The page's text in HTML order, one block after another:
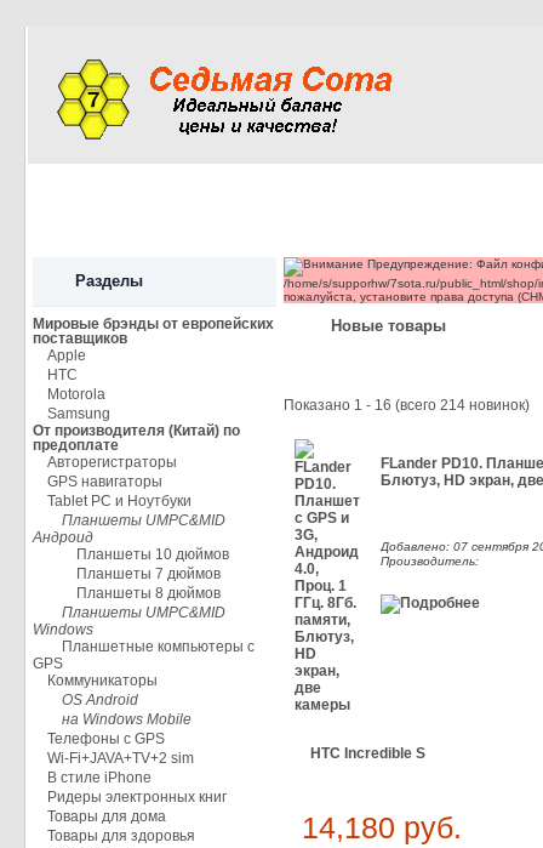
Разделы
Мировые брэнды от европейских
поставщиков
Apple
HTC
Motorola
Samsung
От производителя (Китай) по
предоплате
Авторегистраторы
GPS навигаторы
Tablet PC и Ноутбуки
Планшеты UMPC&MID
Андроид
Планшеты 10 дюймов
Планшеты 7 дюймов
Планшеты 8 дюймов
Планшеты UMPC&MID
Windows
Планшетные компьютеры с
GPS
Коммуникаторы
OS Android
на Windows Mobile
Телефоны с GPS
Wi-Fi+JAVA+TV+2 sim
В стиле iPhone
Ридеры электронных книг
Товары для дома
Товары для здоровья
Предупреждение: Файл
/home/s/supporhw/7sota.ru/public_html/
пожалуйста, установите права доступа
Новые товары
Показано 1 - 16 (всего 214 новинок)
FLander PD10.
Блютуз, HD экран,
Добавлено: 07 сентября
Производитель:
HTC Incredible S
14,180 руб.